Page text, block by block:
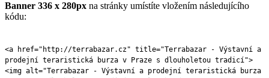
Banner 336 x 280px na stránky umístíte vložením následujícího
kódu:
<a href="http://terrabazar.cz" title="Terrabazar - Výstavní a
prodejní teraristická burza v Praze s dlouholetou tradicí">
<img alt="Terrabazar - Výstavní a prodejní teraristická burza